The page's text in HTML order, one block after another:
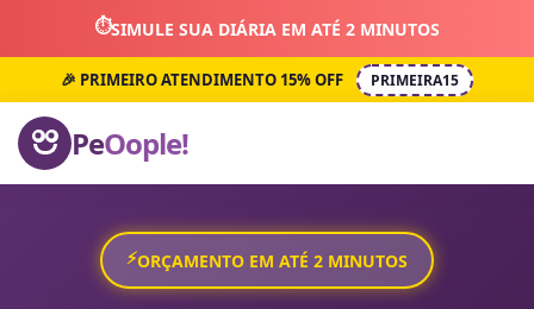
⏱️SIMULE SUA DIÁRIA EM ATÉ 2 MINUTOS
🎉 PRIMEIRO ATENDIMENTO 15% OFF PRIMEIRA15
PeOople!
⚡ORÇAMENTO EM ATÉ 2 MINUTOS